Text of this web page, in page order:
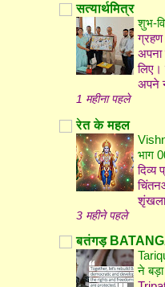
सत्यार्थमित्र
शुभ-
ग्रहण
अपना
लिए।
अपने
1 महीना पहले
रेत के महल
भाग
दिव्य
3 महीने पहले
बतंगड़
ने